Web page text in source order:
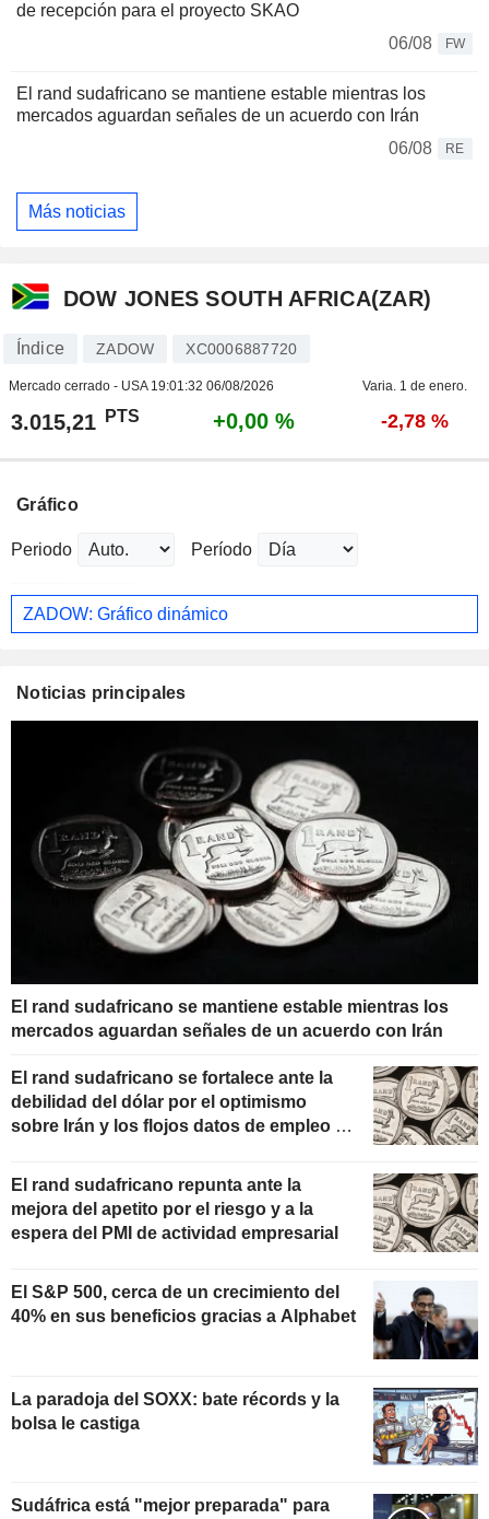
de recepción para el proyecto SKAO
06/08
FW
El rand sudafricano se mantiene estable mientras los
mercados aguardan señales de un acuerdo con Irán
06/08
RE
Más noticias
DOW JONES SOUTH AFRICA(ZAR)
Índice ZADOW XC0006887720
Mercado cerrado - USA 19:01:32 06/08/2026 Varia. 1 de enero.
3.015,21 PTS +0,00 % -2,78 %
Gráfico
Periodo Período
ZADOW: Gráfico dinámico
Noticias principales
El rand sudafricano se mantiene estable mientras los
mercados aguardan señales de un acuerdo con Irán
El rand sudafricano se fortalece ante la
debilidad del dólar por el optimismo
sobre Irán y los flojos datos de empleo en
El rand sudafricano repunta ante la
mejora del apetito por el riesgo y a la
espera del PMI de actividad empresarial
El S&P 500, cerca de un crecimiento del
40% en sus beneficios gracias a Alphabet
La paradoja del SOXX: bate récords y la
bolsa le castiga
Sudáfrica está "mejor preparada" para